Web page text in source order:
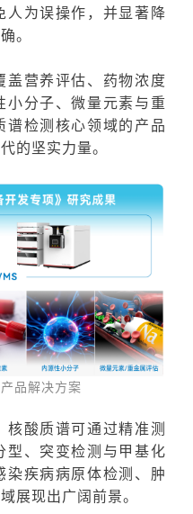
人为误操作，并显著降
。
盖 营养评估、药物浓度
小分子、微量元素与重
谱检测核心领域的产品
的坚实力量。
品解决方案
核酸质谱可通过精准测
型、突变检测与甲基化
染疾病病原体检测、肿
展现出广阔前景。